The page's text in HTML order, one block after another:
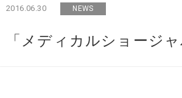
2016.06.30 NEWS
「メディカルショージ